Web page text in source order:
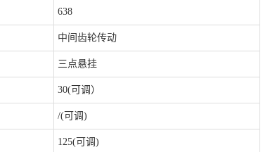
638
中间齿轮传动
三点悬挂
30(可调）
/(可调)
125(可调)